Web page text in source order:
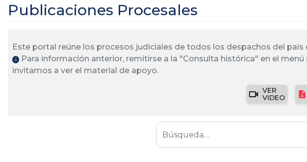
Publicaciones Procesales
Este portal reúne los procesos judiciales de todos los despachos del
ℹ️
Para información anterior, remitirse a la "Consulta histórica" en el
invitamos a ver el material de apoyo.
VER
VIDEO